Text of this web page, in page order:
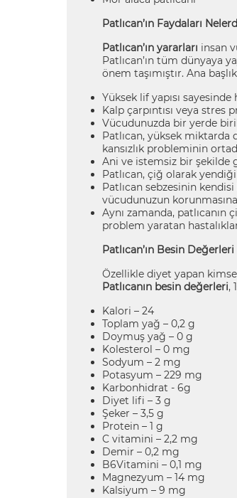
Patlıcan’ın Faydaları
Patlıcan’ın yararları insan
Patlıcan’ın tüm dünyaya
önem taşımıştır. Ana
Yüksek lif yapısı
Kalp çarpıntısı veya stres
Vücudunuzda bir yerde
Patlıcan, yüksek miktarda
kansızlık probleminin
Ani ve istemsiz bir şekilde
Patlıcan, çiğ olarak
Patlıcan sebzesinin kendisi
vücudunuzun
Aynı zamanda,
problem yaratan
Patlıcan’ın Besin Değerleri
Özellikle diyet yapan
Patlıcanın besin değerleri,
Kalori – 24
Toplam yağ – 0,2 g
Doymuş yağ – 0 g
Kolesterol – 0 mg
Sodyum – 2 mg
Potasyum – 229 mg
Karbonhidrat - 6g
Diyet lifi – 3 g
Şeker – 3,5 g
Protein – 1 g
C vitamini – 2,2 mg
Demir – 0,2 mg
B6Vitamini – 0,1 mg
Magnezyum – 14 mg
Kalsiyum – 9 mg